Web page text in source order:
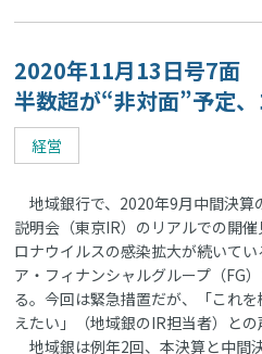
2020年11月13日号7面
半数超が“非対面”予定
経営
地域銀行で、2020年9月中間決算
説明会（東京IR）のリアルでの開
ロナウイルスの感染拡大が続いて
ア・フィナンシャルグループ（FG
る。今回は緊急措置だが、「これ
えたい」（地域銀のIR担当者）との
地域銀は例年2回、本決算と中間